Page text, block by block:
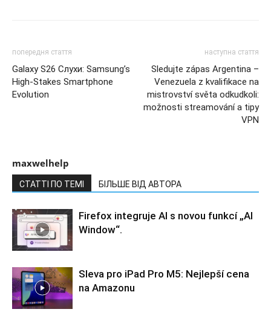
попередня стаття
Galaxy S26 Слухи: Samsung’s
High-Stakes Smartphone
Evolution
наступна стаття
Sledujte zápas Argentina –
Venezuela z kvalifikace na
mistrovství světa odkudkoli:
možnosti streamování a tipy
VPN
maxwelhelp
СТАТТІ ПО ТЕМІ БІЛЬШЕ ВІД АВТОРА
Firefox integruje AI s novou funkcí „AI
Window“.
Sleva pro iPad Pro M5: Nejlepší cena
na Amazonu